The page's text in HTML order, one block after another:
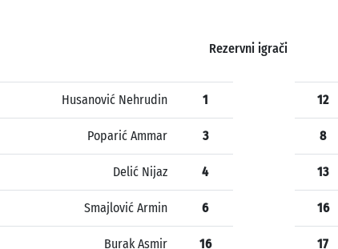
Rezervni igrači
Husanović Nehrudin 1
Poparić Ammar 3
Delić Nijaz 4
Smajlović Armin 6
Burak Asmir 16
12
8
13
16
17